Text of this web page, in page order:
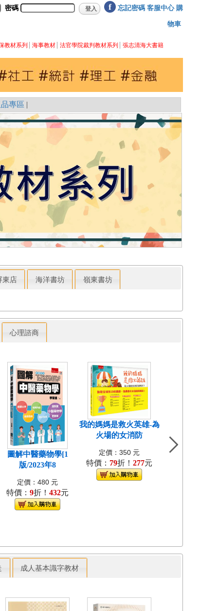
密碼 f 忘記密碼 客服中心 購
物車
教材系列 海事教材 法官學院裁判教材系列 張志清海大書籍
專區 |
東店 海洋書坊 嶺東書坊
心理諮商
圖解中醫藥物學[1
版/2023年8
定價：480 元
特價： 9折！ 432元
我的媽媽是救火英雄-為
火場的女消防
定價：350 元
特價： 79折！ 277元
土地稅法[5版/
成人基本識字教材